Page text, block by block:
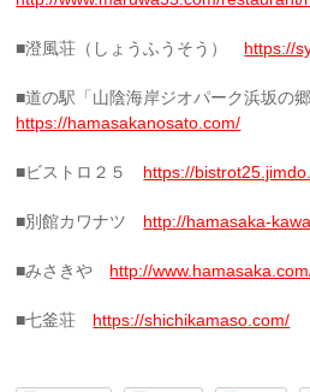
■澄風荘（しょうふうそう） https://
■道の駅「山陰海岸ジオパーク浜坂の
https://hamasakanosato.com/
■ビストロ２５ https://
■別館カワナツ http://hamasaka-
■みさきや http://
■七釜荘 https://shichikamaso.com/